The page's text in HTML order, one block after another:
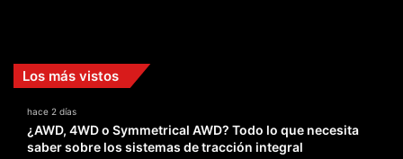
Los más vistos
hace 2 días
¿AWD, 4WD o Symmetrical AWD? Todo lo que necesita
saber sobre los sistemas de tracción integral